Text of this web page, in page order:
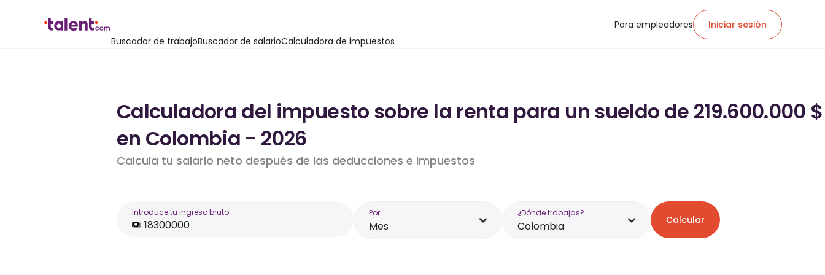
Buscador de trabajoBuscador de salarioCalculadora de impuestos
Para empleadores Iniciar sesión
Calculadora del impuesto sobre la renta para un sueldo de 219.600.000 $
en Colombia - 2026
Calcula tu salario neto después de las deducciones e impuestos
Introduce tu ingreso bruto Por
Mes
¿Dónde trabajas?
Colombia Calcular